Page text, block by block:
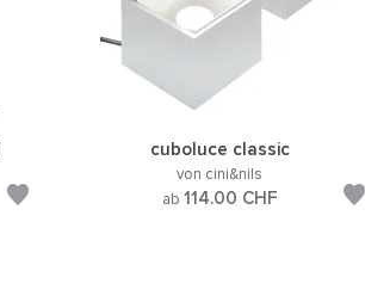
cuboluce classic
von cini&nils
ab 114.00 CHF